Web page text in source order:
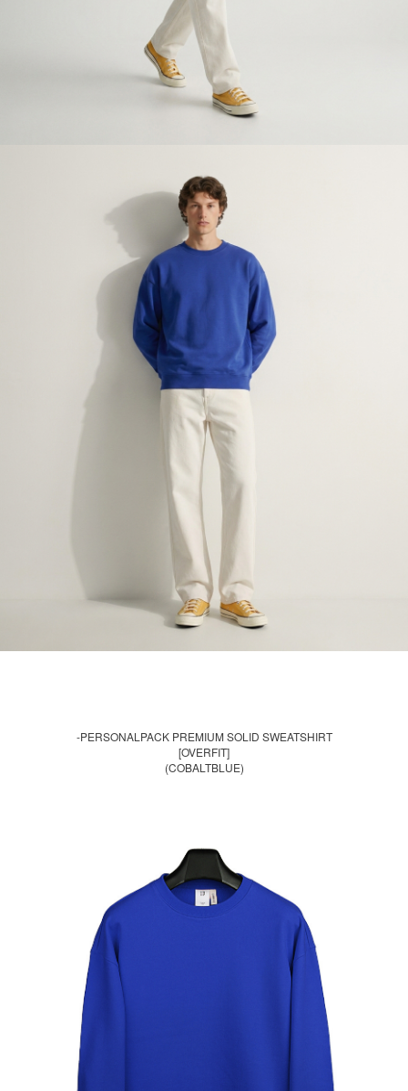
-PERSONALPACK PREMIUM SOLID SWEATSHIRT
[OVERFIT]
(COBALTBLUE)